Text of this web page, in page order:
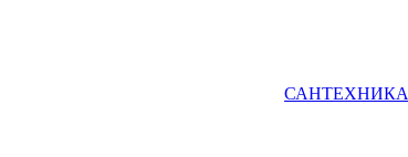
САНТЕХНИКА